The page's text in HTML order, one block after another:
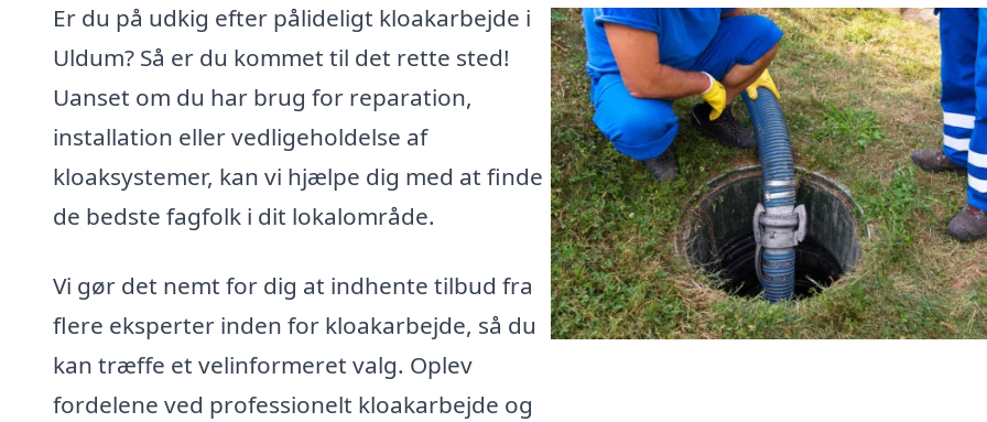
Er du på udkig efter pålideligt kloakarbejde i
Uldum? Så er du kommet til det rette sted!
Uanset om du har brug for reparation,
installation eller vedligeholdelse af
kloaksystemer, kan vi hjælpe dig med at finde
de bedste fagfolk i dit lokalområde.
Vi gør det nemt for dig at indhente tilbud fra
flere eksperter inden for kloakarbejde, så du
kan træffe et velinformeret valg. Oplev
fordelene ved professionelt kloakarbejde og